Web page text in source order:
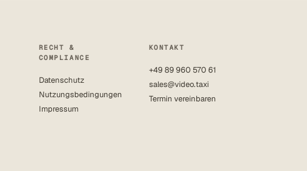
RECHT &
COMPLIANCE
Datenschutz
Nutzungsbedingungen
Impressum
KONTAKT
+49 89 960 570 61
sales@video.taxi
Termin vereinbaren